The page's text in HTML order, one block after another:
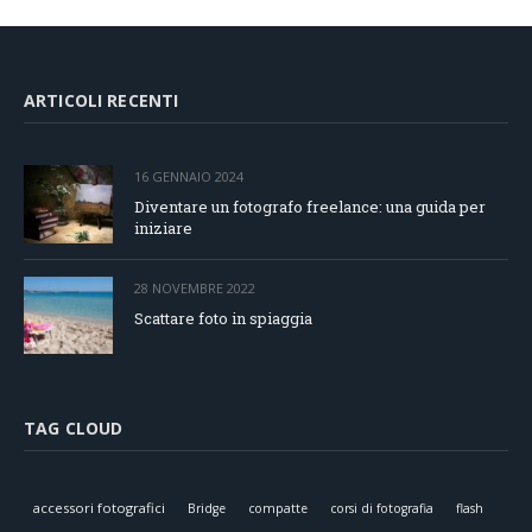
ARTICOLI RECENTI
16 GENNAIO 2024
Diventare un fotografo freelance: una guida per
iniziare
28 NOVEMBRE 2022
Scattare foto in spiaggia
TAG CLOUD
accessori fotografici Bridge compatte corsi di fotografia flash